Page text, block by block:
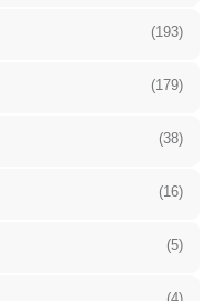
(193)
(179)
(38)
(16)
(5)